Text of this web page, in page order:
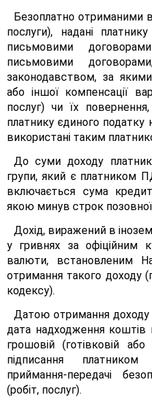
Безоплатно отриманими
послуги), надані
письмовими
письмовими
законодавством, за
або іншої компенсації
послуг) чи їх
платнику єдиного податку
використані таким
До суми доходу
групи, який є платником
включається сума
якою минув строк позовної
Дохід, виражений в
у гривнях за офіційним
валюти, встановленим
отримання такого доходу
кодексу).
Датою отримання доходу
дата надходження коштів
грошовій (готівковій
підписання
приймання-передачі
(робіт, послуг).